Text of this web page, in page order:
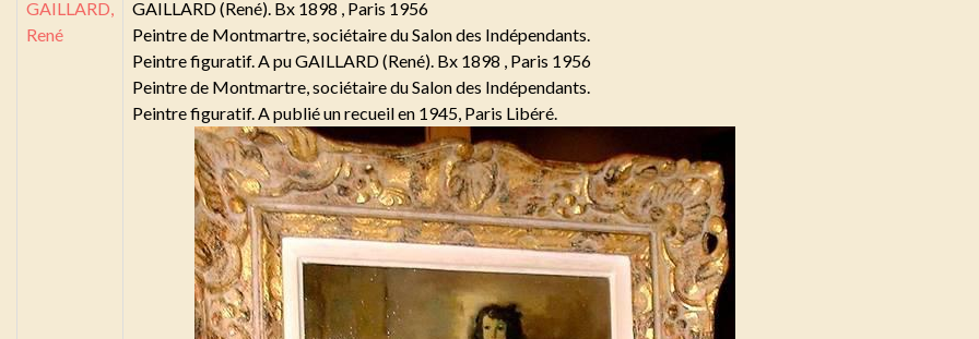
GAILLARD,
René
GAILLARD (René). Bx 1898 , Paris 1956
Peintre de Montmartre, sociétaire du Salon des Indépendants.
Peintre figuratif. A pu GAILLARD (René). Bx 1898 , Paris 1956
Peintre de Montmartre, sociétaire du Salon des Indépendants.
Peintre figuratif. A publié un recueil en 1945, Paris Libéré.